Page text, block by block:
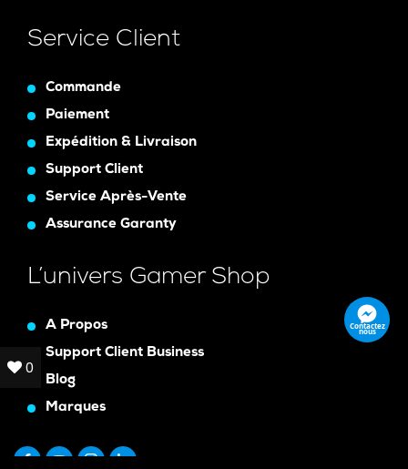
Service Client
Commande
Paiement
Expédition & Livraison
Support Client
Service Après-Vente
Assurance Garanty
L’univers Gamer Shop
A Propos
Support Client Business
Blog
Marques
Contactez
nous
0
0